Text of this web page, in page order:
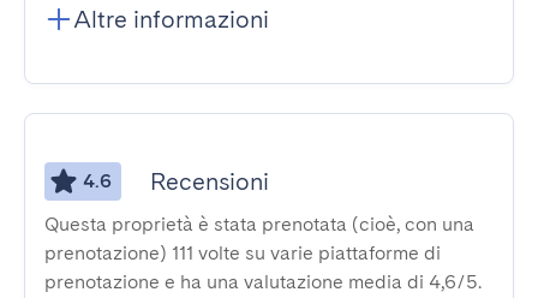
Altre informazioni
4.6 Recensioni
Questa proprietà è stata prenotata (cioè, con una
prenotazione) 111 volte su varie piattaforme di
prenotazione e ha una valutazione media di 4,6/5.